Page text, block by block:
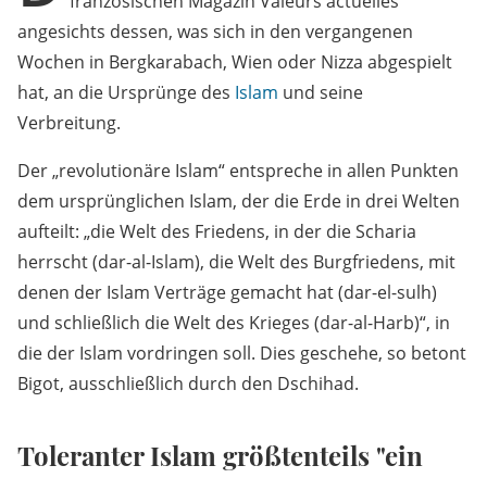
angesichts dessen, was sich in den vergangenen
Wochen in Bergkarabach, Wien oder Nizza abgespielt
hat, an die Ursprünge des Islam und seine
Verbreitung.
Der „revolutionäre Islam“ entspreche in allen Punkten
dem ursprünglichen Islam, der die Erde in drei Welten
aufteilt: „die Welt des Friedens, in der die Scharia
herrscht (dar-al-Islam), die Welt des Burgfriedens, mit
denen der Islam Verträge gemacht hat (dar-el-sulh)
und schließlich die Welt des Krieges (dar-al-Harb)“, in
die der Islam vordringen soll. Dies geschehe, so betont
Bigot, ausschließlich durch den Dschihad.
Toleranter Islam größtenteils "ein